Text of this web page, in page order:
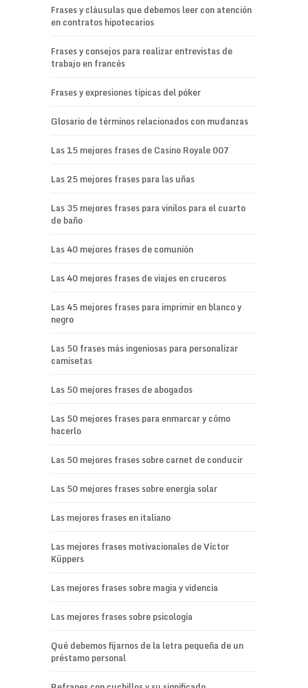
Frases y cláusulas que debemos leer con atención
en contratos hipotecarios
Frases y consejos para realizar entrevistas de
trabajo en francés
Frases y expresiones típicas del póker
Glosario de términos relacionados con mudanzas
Las 15 mejores frases de Casino Royale 007
Las 25 mejores frases para las uñas
Las 35 mejores frases para vinilos para el cuarto
de baño
Las 40 mejores frases de comunión
Las 40 mejores frases de viajes en cruceros
Las 45 mejores frases para imprimir en blanco y
negro
Las 50 frases más ingeniosas para personalizar
camisetas
Las 50 mejores frases de abogados
Las 50 mejores frases para enmarcar y cómo
hacerlo
Las 50 mejores frases sobre carnet de conducir
Las 50 mejores frases sobre energía solar
Las mejores frases en italiano
Las mejores frases motivacionales de Víctor
Küppers
Las mejores frases sobre magia y videncia
Las mejores frases sobre psicología
Qué debemos fijarnos de la letra pequeña de un
préstamo personal